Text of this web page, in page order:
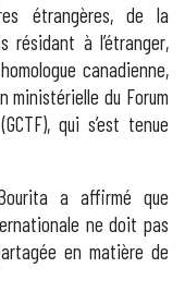
étrangères, de la
résidant à l’étranger,
canadienne,
ministérielle du Forum
qui s’est tenue
a affirmé que
ne doit pas
en matière de